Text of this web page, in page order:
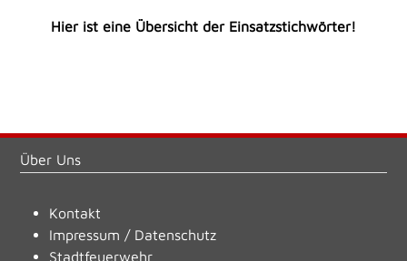
Hier ist eine Übersicht der Einsatzstichwörter!
Über Uns
Kontakt
Impressum / Datenschutz
Stadtfeuerwehr